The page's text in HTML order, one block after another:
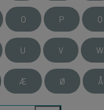
O P Q
U V W
Æ Ø Å